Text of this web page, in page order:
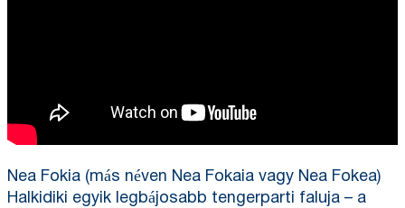
Nea Fokia (más néven Nea Fokaia vagy Nea Fokea)
Halkidiki egyik legbájosabb tengerparti faluja – a